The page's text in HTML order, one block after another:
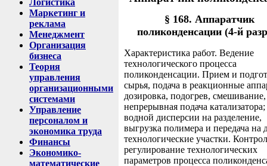
Логистика
Маркетинг и
реклама
Менеджмент
Организация
бизнеса
Теория
управления
организационными
системами
Управление
персоналом и
экономика труда
Финансы
Экономико-
математические
§ 168. Аппаратчик
поликонденсации (4-й
Характеристика работ. Ведение
технологического процесса
поликонденсации. Прием и
сырья, подача в реакционные
дозировка, подогрев, смешивание,
непрерывная подача
водной дисперсии на разделение,
выгрузка полимера и передача на
технологические участки.
регулирование технологических
параметров процесса